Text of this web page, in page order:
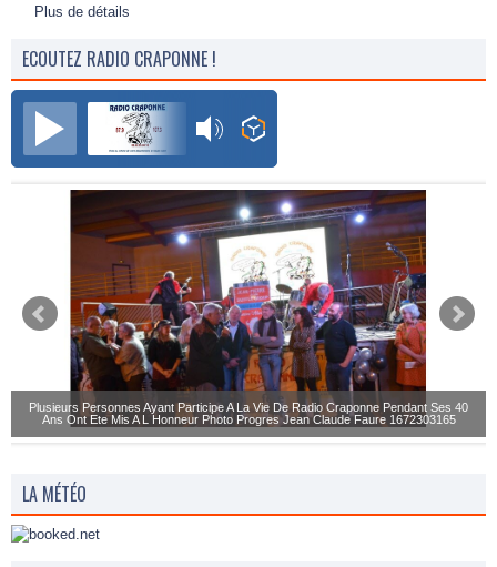
Plus de détails
ECOUTEZ RADIO CRAPONNE !
Radio Craponne FM
Plusieurs Personnes Ayant Participe A La Vie De Radio Craponne Pendant Ses 40
Ans Ont Ete Mis A L Honneur Photo Progres Jean Claude Faure 1672303165
LA MÉTÉO